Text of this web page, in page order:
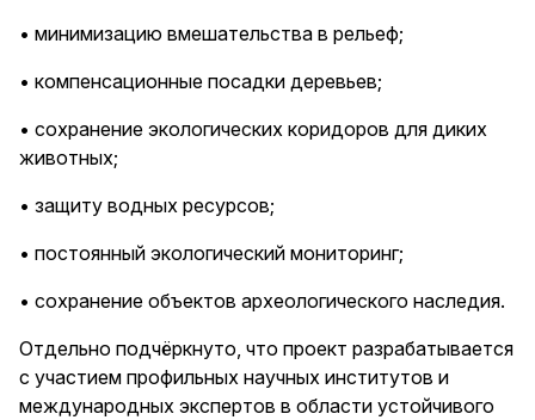
• минимизацию вмешательства в рельеф;
• компенсационные посадки деревьев;
• сохранение экологических коридоров для диких
животных;
• защиту водных ресурсов;
• постоянный экологический мониторинг;
• сохранение объектов археологического наследия.
Отдельно подчёркнуто, что проект разрабатывается
с участием профильных научных институтов и
международных экспертов в области устойчивого